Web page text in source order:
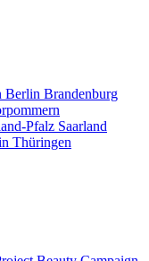
Berlin Brandenburg
Pfalz Saarland
Thüringen